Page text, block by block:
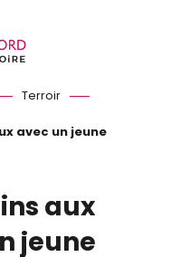
Terroir
avec un jeune
aux
jeune